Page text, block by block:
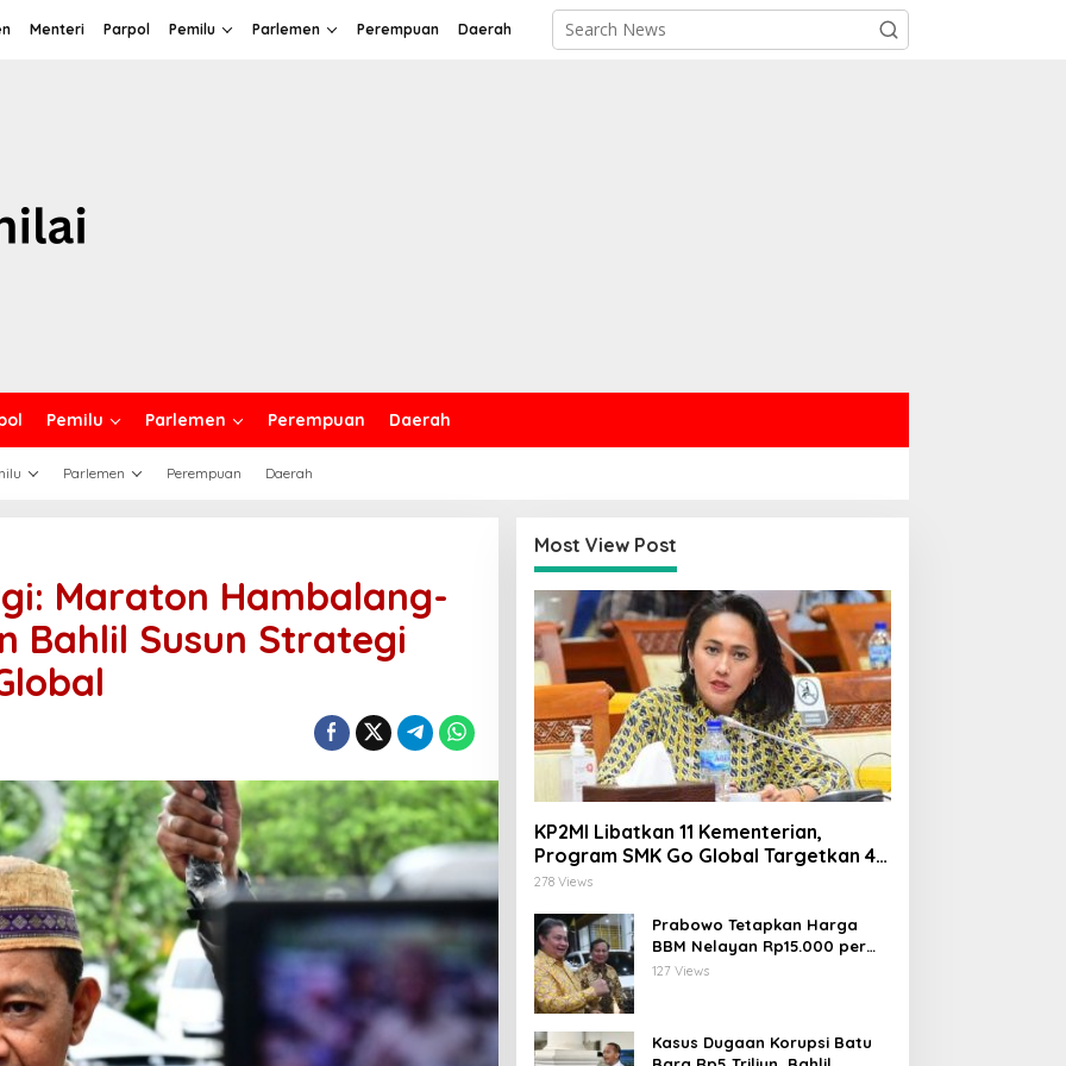
Menteri Parpol Pemilu Parlemen Perempuan Daerah
Pemilu Parlemen Perempuan Daerah
Parlemen Perempuan Daerah
Maraton Hambalang-
Bahlil Susun Strategi
Most View Post
KP2MI Libatkan 11 Kementerian,
Program SMK Go Global Targetkan 40
Ribu Peserta Tahun Ini
278 Views
Prabowo Tetapkan Harga
BBM Nelayan Rp15.000 per
Liter, Berlaku untuk Kapal 30-
127 Views
Kasus Dugaan Korupsi Batu